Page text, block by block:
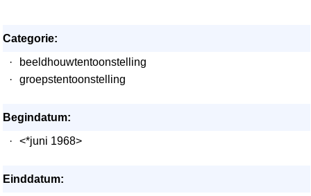
Categorie:
·
beeldhouwtentoonstelling
·
groepstentoonstelling
Begindatum:
·
<*juni 1968>
Einddatum: